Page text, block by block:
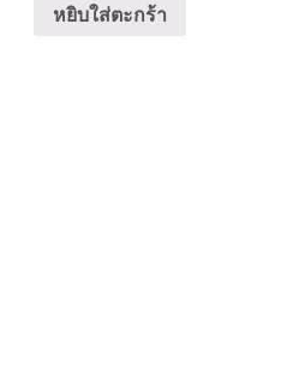
หยิบใส่ตะกร้า